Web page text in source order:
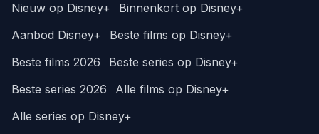
Nieuw op Disney+
Binnenkort op Disney+
Aanbod Disney+
Beste films op Disney+
Beste films 2026
Beste series op Disney+
Beste series 2026
Alle films op Disney+
Alle series op Disney+